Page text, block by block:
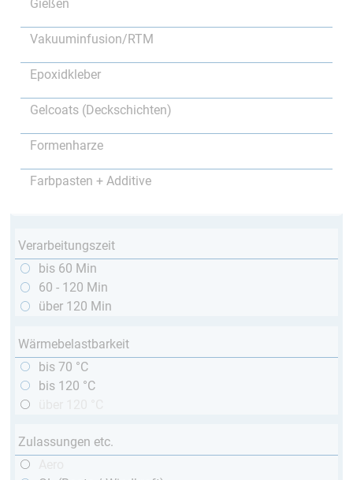
Gießen
Vakuuminfusion/RTM
Epoxidkleber
Gelcoats (Deckschichten)
Formenharze
Farbpasten + Additive
Verarbeitungszeit
bis 60 Min
60 - 120 Min
über 120 Min
Wärmebelastbarkeit
bis 70 °C
bis 120 °C
Zulassungen etc.